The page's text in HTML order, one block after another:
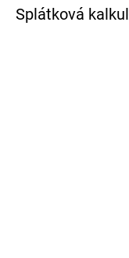
Splátková